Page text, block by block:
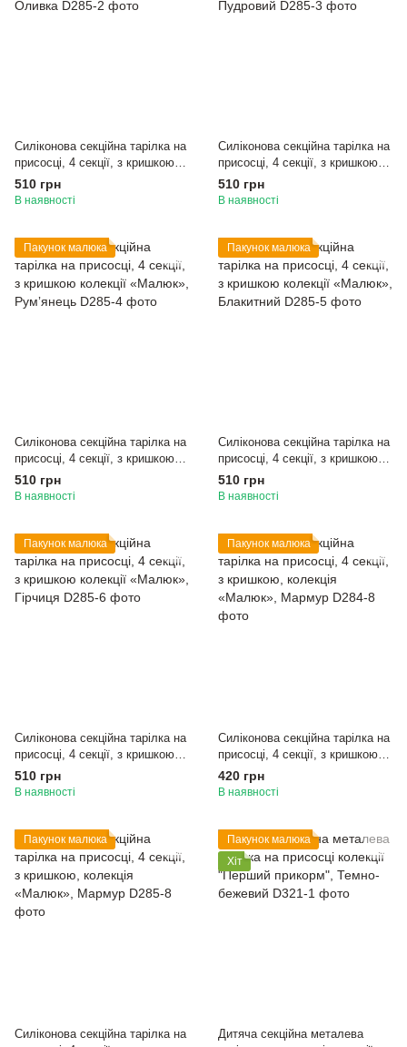
Силіконова секційна тарілка на
присосці, 4 секції, з кришкою
колекції «Малюк», Оливка
510 грн
В наявності
Силіконова секційна тарілка на
присосці, 4 секції, з кришкою
колекції «Малюк», Пудровий
510 грн
В наявності
Пакунок малюка
Силіконова секційна тарілка на
присосці, 4 секції, з кришкою
колекції «Малюк», Румʼянець
510 грн
В наявності
Пакунок малюка
Силіконова секційна тарілка на
присосці, 4 секції, з кришкою
колекції «Малюк», Блакитний
510 грн
В наявності
Пакунок малюка
Силіконова секційна тарілка на
присосці, 4 секції, з кришкою
колекції «Малюк», Гірчиця
510 грн
В наявності
Пакунок малюка
Силіконова секційна тарілка на
присосці, 4 секції, з кришкою,
колекція «Малюк», Мармур
420 грн
В наявності
Пакунок малюка
Силіконова секційна тарілка на
Пакунок малюка
Хіт
Дитяча секційна металева